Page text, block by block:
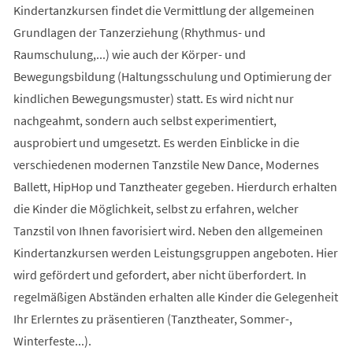
Kindertanzkursen findet die Vermittlung der allgemeinen
Grundlagen der Tanzerziehung (Rhythmus- und
Raumschulung,...) wie auch der Körper- und
Bewegungsbildung (Haltungsschulung und Optimierung der
kindlichen Bewegungsmuster) statt. Es wird nicht nur
nachgeahmt, sondern auch selbst experimentiert,
ausprobiert und umgesetzt. Es werden Einblicke in die
verschiedenen modernen Tanzstile New Dance, Modernes
Ballett, HipHop und Tanztheater gegeben. Hierdurch erhalten
die Kinder die Möglichkeit, selbst zu erfahren, welcher
Tanzstil von Ihnen favorisiert wird. Neben den allgemeinen
Kindertanzkursen werden Leistungsgruppen angeboten. Hier
wird gefördert und gefordert, aber nicht überfordert. In
regelmäßigen Abständen erhalten alle Kinder die Gelegenheit
Ihr Erlerntes zu präsentieren (Tanztheater, Sommer-,
Winterfeste...).